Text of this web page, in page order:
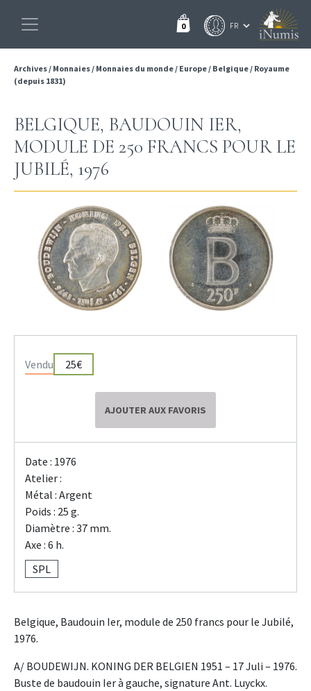
0
Archives/ Monnaies/ Monnaies du monde/ Europe/ Belgique/ Royaume
(depuis 1831)
BELGIQUE, BAUDOUIN IER,
MODULE DE 250 FRANCS POUR LE
JUBILÉ, 1976
Vendu 25€
AJOUTER AUX FAVORIS
Date : 1976
Atelier :
Métal : Argent
Poids : 25 g.
Diamètre : 37 mm.
Axe : 6 h.
SPL
Belgique, Baudouin Ier, module de 250 francs pour le Jubilé,
1976.
A/ BOUDEWIJN. KONING DER BELGIEN 1951 – 17 Juli – 1976.
Buste de baudouin Ier à gauche, signature Ant. Luyckx.